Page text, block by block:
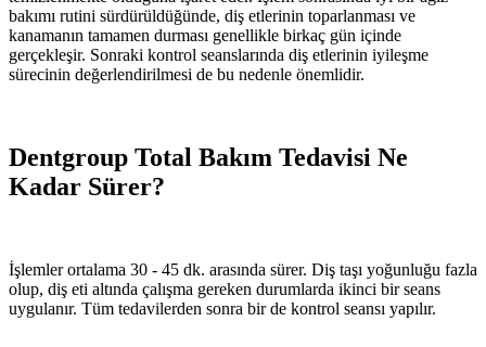
bakımı rutini sürdürüldüğünde, diş etlerinin toparlanması ve
kanamanın tamamen durması genellikle birkaç gün içinde
gerçekleşir. Sonraki kontrol seanslarında diş etlerinin iyileşme
sürecinin değerlendirilmesi de bu nedenle önemlidir.
Dentgroup Total Bakım Tedavisi Ne
Kadar Sürer?
İşlemler ortalama 30 - 45 dk. arasında sürer. Diş taşı yoğunluğu fazla
olup, diş eti altında çalışma gereken durumlarda ikinci bir seans
uygulanır. Tüm tedavilerden sonra bir de kontrol seansı yapılır.